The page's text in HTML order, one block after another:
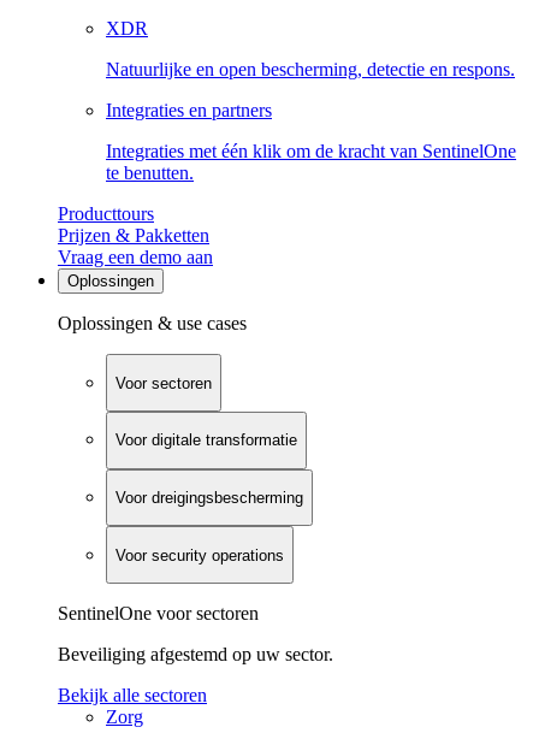
XDR
Natuurlijke en open bescherming, detectie en respons.
Integraties en partners
Integraties met één klik om de kracht van SentinelOne
te benutten.
Producttours
Prijzen & Pakketten
Vraag een demo aan
Oplossingen
Oplossingen & use cases
Voor sectoren
Voor digitale transformatie
Voor dreigingsbescherming
Voor security operations
SentinelOne voor sectoren
Beveiliging afgestemd op uw sector.
Bekijk alle sectoren
Zorg